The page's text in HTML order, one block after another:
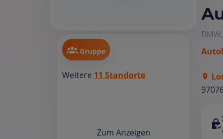
Gruppe
Weitere 11 Standorte
Zum Anzeigen